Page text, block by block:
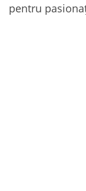
pentru